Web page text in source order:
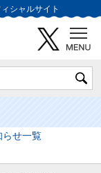
シャルサイト
らせ一覧